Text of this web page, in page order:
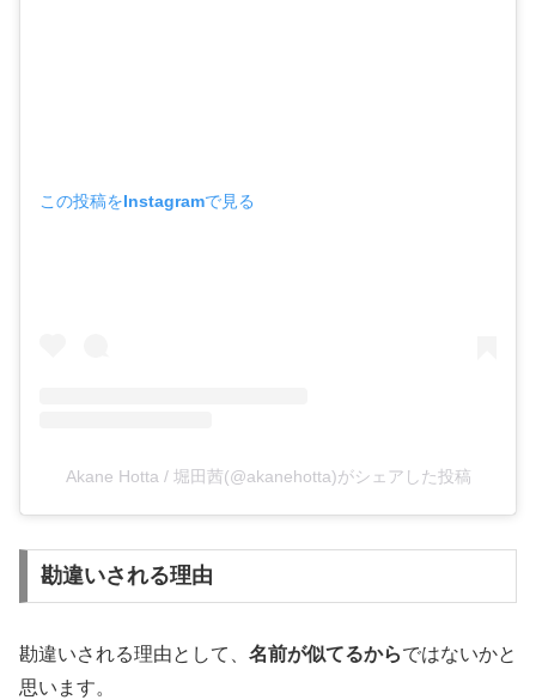
この投稿をInstagramで見る
Akane Hotta / 堀田茜(@akanehotta)がシェアした投稿
勘違いされる理由
勘違いされる理由として、 名前が似てるからではないかと
思います。